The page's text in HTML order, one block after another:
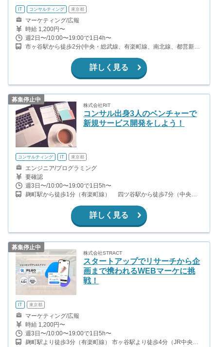
IT コンサルティング 東京都
マーケティング/広報
時給 1,200円〜
週2日〜/10:00〜19:00で1日4h〜
市ヶ谷駅から徒歩2分(中央・総武線、有楽町線、南北線、都営新宿
詳しく見る
募集停止中
株式会社RIT
コンサル出身3人のベンチャーで
新規サービス開発をしよう！
コンサルティング IT 東京都
エンジニア/プログラミング
要確認
週3日〜/10:00〜19:00で1日5h〜
麹町駅から徒歩1分（有楽町線） 四ツ谷駅から徒歩7分（中央
詳しく見る
募集停止中
株式会社STRACT
スタートアップでリサーチから企
画まで携われるWEBマーケに挑
戦！
IT 東京都
マーケティング/広報
時給 1,200円〜
週3日〜/10:00〜19:00で1日5h〜
麹町駅より徒歩3分（有楽町線） 市ヶ谷駅より徒歩4分（JR中央